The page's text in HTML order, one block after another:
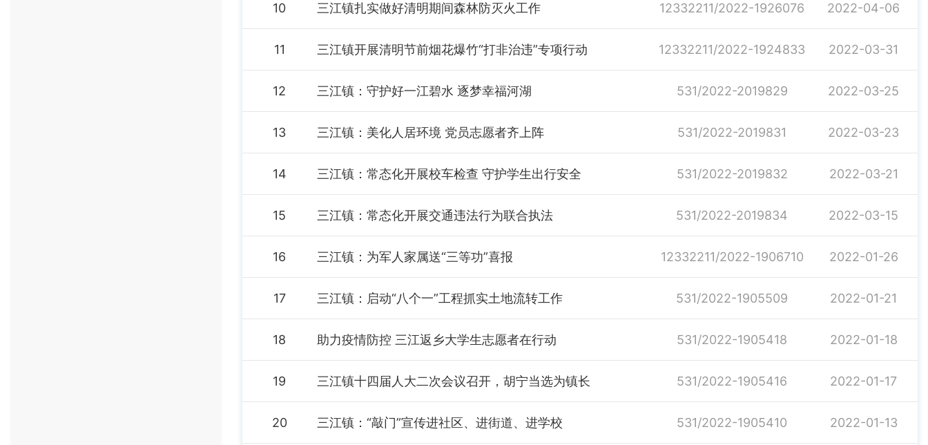
10 三江镇扎实做好清明期间森林防灭火工作 12332211/2022-1926076 2022-04-06
11 三江镇开展清明节前烟花爆竹“打非治违”专项行动 12332211/2022-1924833 2022-03-31
12 三江镇：守护好一江碧水 逐梦幸福河湖 531/2022-2019829 2022-03-25
13 三江镇：美化人居环境 党员志愿者齐上阵 531/2022-2019831 2022-03-23
14 三江镇：常态化开展校车检查 守护学生出行安全 531/2022-2019832 2022-03-21
15 三江镇：常态化开展交通违法行为联合执法 531/2022-2019834 2022-03-15
16 三江镇：为军人家属送“三等功”喜报 12332211/2022-1906710 2022-01-26
17 三江镇：启动“八个一”工程抓实土地流转工作 531/2022-1905509 2022-01-21
18 助力疫情防控 三江返乡大学生志愿者在行动 531/2022-1905418 2022-01-18
19 三江镇十四届人大二次会议召开，胡宁当选为镇长 531/2022-1905416 2022-01-17
20 三江镇：“敲门”宣传进社区、进街道、进学校 531/2022-1905410 2022-01-13